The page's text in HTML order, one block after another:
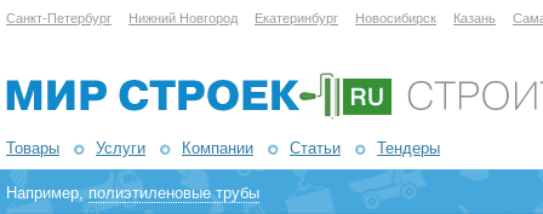
Санкт-Петербург Нижний Новгород Екатеринбург Новосибирск Казань
Товары Услуги Компании Статьи Тендеры
Например,полиэтиленовые трубы